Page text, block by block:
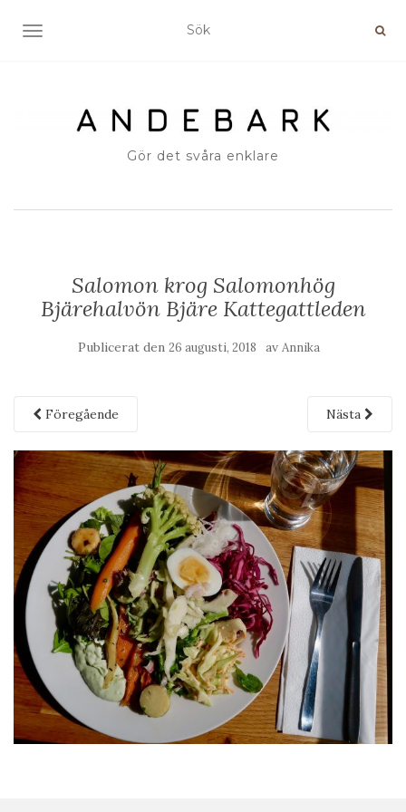
SLÅ PÅ/AV NAVIGERING
Gör det svåra enklare
Salomon krog Salomonhög
Bjärehalvön Bjäre Kattegattleden
Publicerat den 26 augusti, 2018 av Annika
Föregående Nästa